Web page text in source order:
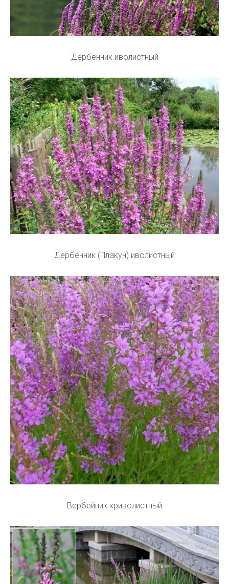
Дербенник иволистный
Дербенник (Плакун) иволистный
Вербейник криволистный